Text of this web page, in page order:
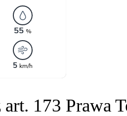
art. 173 Prawa